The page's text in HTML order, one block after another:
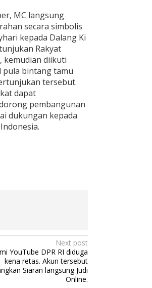
MC langsung
secara simbolis
kepada Dalang Ki
Rakyat
kemudian diikuti
pula bintang tamu
tersebut.
dapat
pembangunan
dukungan kepada
Next post
YouTube DPR RI diduga
kena retas. Akun tersebut
Siaran langsung Judi
Online.